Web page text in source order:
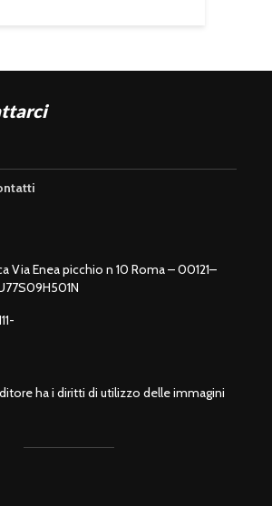
Via Enea picchio n 10 Roma – 00121–
ha i diritti di utilizzo delle immagini